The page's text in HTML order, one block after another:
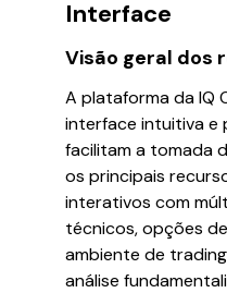
Interface
Visão geral dos
A plataforma da IQ
interface intuitiva e
facilitam a tomada
os principais
interativos com
técnicos, opções
ambiente de
análise